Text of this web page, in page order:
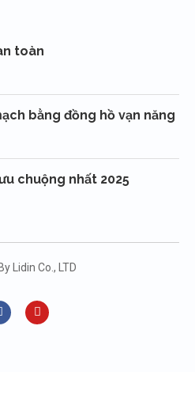
toàn
bằng đồng hồ vạn năng
chuộng nhất 2025
Lidin Co., LTD